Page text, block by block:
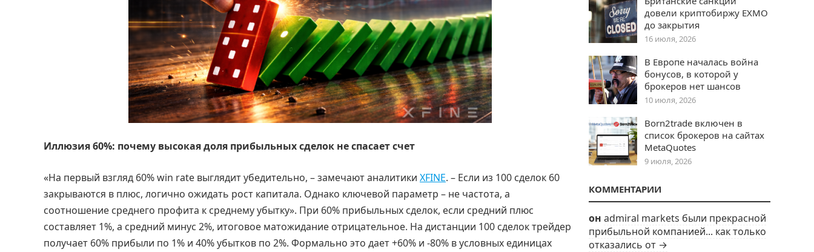
Иллюзия 60%: почему высокая доля прибыльных сделок не спасает счет
«На первый взгляд 60% win rate выглядит убедительно, – замечают аналитики XFINE. – Если из 100 сделок 60
закрываются в плюс, логично ожидать рост капитала. Однако ключевой параметр – не частота, а
соотношение среднего профита к среднему убытку». При 60% прибыльных сделок, если средний плюс
составляет 1%, а средний минус 2%, итоговое матожидание отрицательное. На дистанции 100 сделок трейдер
получает 60% прибыли по 1% и 40% убытков по 2%. Формально это дает +60% и -80% в условных единицах
довели криптобиржу EXMO
до закрытия
16 июля, 2026
В Европе началась война
бонусов, в которой у
брокеров нет шансов
10 июля, 2026
Born2trade включен в
список брокеров на сайтах
MetaQuotes
9 июля, 2026
КОММЕНТАРИИ
он admiral markets были прекрасной
прибыльной компанией... как только
отказались от →